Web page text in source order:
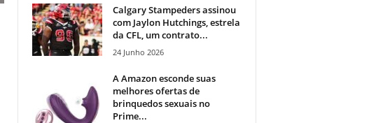
Calgary Stampeders assinou
com Jaylon Hutchings, estrela
da CFL, um contrato...
24 Junho 2026
A Amazon esconde suas
melhores ofertas de
brinquedos sexuais no
Prime...